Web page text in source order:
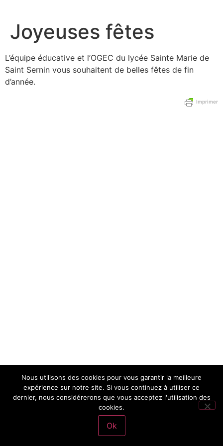
contenu
Joyeuses fêtes
L’équipe éducative et l’OGEC du lycée Sainte Marie de
Saint Sernin vous souhaitent de belles fêtes de fin
d’année.
Imprimer
Nous utilisons des cookies pour vous garantir la meilleure
expérience sur notre site. Si vous continuez à utiliser ce
dernier, nous considérerons que vous acceptez l'utilisation des
cookies.
Ok